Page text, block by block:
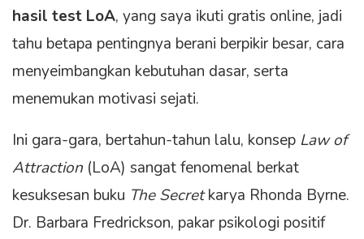
hasil test LoA, yang saya ikuti gratis online, jadi
tahu betapa pentingnya berani berpikir besar, cara
menyeimbangkan kebutuhan dasar, serta
menemukan motivasi sejati.
Ini gara-gara, bertahun-tahun lalu, konsep Law of
Attraction (LoA) sangat fenomenal berkat
kesuksesan buku The Secretkarya Rhonda Byrne.
Dr. Barbara Fredrickson, pakar psikologi positif